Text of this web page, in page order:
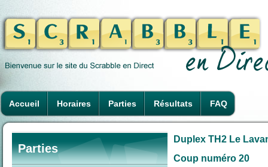
Accueil Horaires Parties Résultats FAQ
Parties
Duplex TH2 Le
Coup numéro 20